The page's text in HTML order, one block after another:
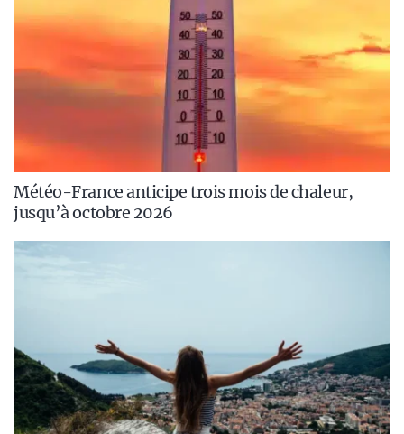
Météo-France anticipe trois mois de chaleur,
jusqu’à octobre 2026